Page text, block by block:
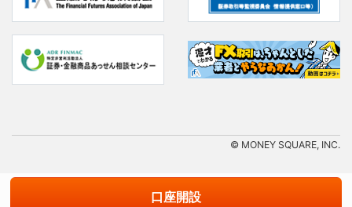
© MONEY SQUARE, INC.
口座開設